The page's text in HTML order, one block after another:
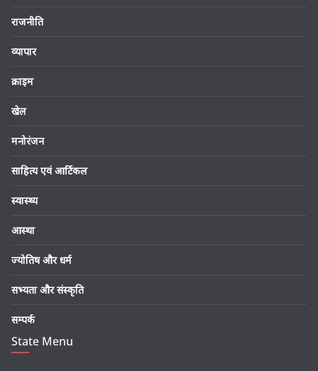
राजनीति
व्यापार
क्राइम
खेल
मनोरंजन
साहित्य एवं आर्टिकल
स्वास्थ्य
आस्था
ज्योतिष और धर्म
सभ्यता और संस्कृति
सम्पर्क
State Menu